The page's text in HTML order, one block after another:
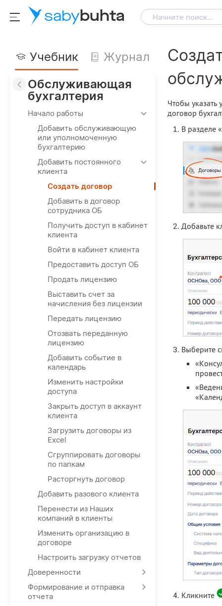
sabybuhta Начните поиск...
Учебник
Журнал
Обслуживающая
бухгалтерия
Начало работы
Добавить обслуживающую
или уполномоченную
бухгалтерию
Добавить постоянного
клиента
Создать договор
Добавить в договор
сотрудника ОБ
Получить доступ в кабинет
клиента
Войти в кабинет клиента
Предоставить доступ ОБ
Продать лицензию
Выставить счет за
начисления без лицензии
Передать лицензию
Отозвать переданную
лицензию
Добавить событие в
календарь
Изменить настройки
доступа
Закрыть доступ в аккаунт
клиента
Загрузить договоры из
Excel
Сгруппировать договоры
по папкам
Расторгнуть договор
Добавить разового клиента
Перенести из Наших
компаний в клиенты
Изменить организацию в
договоре
Настроить загрузку отчетов
Доверенности
Формирование и отправка
отчета
Чтобы указать
договор
В разделе
Добавьте
Выберите
Кликните